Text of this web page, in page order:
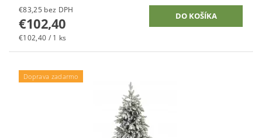
€83,25 bez DPH
€102,40
€102,40 / 1 ks
Doprava zadarmo